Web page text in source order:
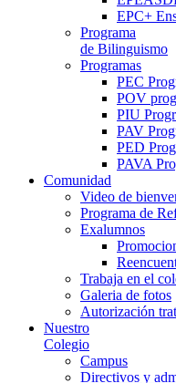
EPC+
Programa
de Bilinguismo
Programas
PEC
POV
PIU
PAV
PED
PAVA
Comunidad
Video de
Programa de
Exalumnos
Trabaja en el
Galeria de fotos
Autorización
Nuestro
Colegio
Campus
Directivos y